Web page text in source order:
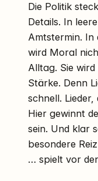
Die Politik
Details. In
Amtstermin. In
wird Moral
Alltag. Sie
Stärke. Denn
schnell.
Hier gewinnt
sein. Und klar
besondere
… spielt vor